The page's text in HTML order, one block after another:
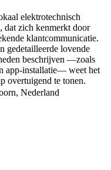
elektrotechnisch
dat zich kenmerkt door
klantcommunicatie.
gedetailleerde lovende
beschrijven —zoals
app‑installatie— weet het
overtuigend te tonen.
Nederland